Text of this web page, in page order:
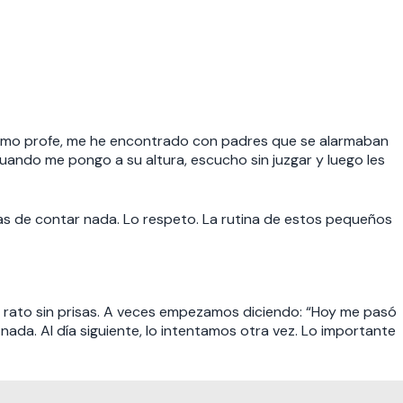
profe, me he encontrado con padres que se alarmaban
me pongo a su altura, escucho sin juzgar y luego les
de contar nada. Lo respeto. La rutina de estos pequeños
sin prisas. A veces empezamos diciendo: “Hoy me pasó
Al día siguiente, lo intentamos otra vez. Lo importante